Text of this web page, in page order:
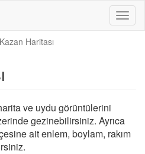
Kazan Haritası
ve uydu görüntülerini
gezinebilirsiniz. Ayrıca
ait enlem, boylam, rakım